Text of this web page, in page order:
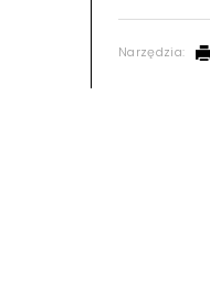
Narzędzia: